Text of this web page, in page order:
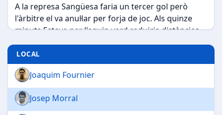
A la represa Sangüesa faria un tercer gol però
l'àrbitre el va anul·lar per forja de joc. Als quinze
minuts Esteve per l'equip verd reduiria distàncies.
Poc abans d'aquest gol, Mas es va retirar lesionat.
Només quan Bertran al minut trenta va marcar el
tres a un el Júpiter va abaixar els braços quedant
totalment a mercès de l'equip blau.
LOCAL
Joaquim Fournier
Josep Morral